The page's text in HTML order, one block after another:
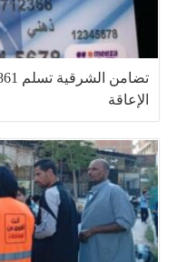
الإعاقة